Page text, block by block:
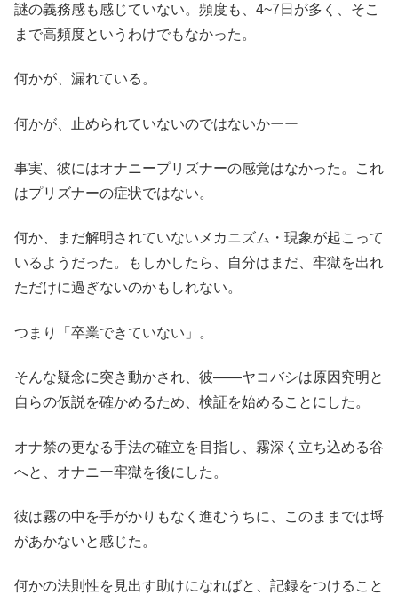
謎の義務感も感じていない。頻度も、4~7日が多く、そこ
まで高頻度というわけでもなかった。
何かが、漏れている。
何かが、止められていないのではないかーー
事実、彼にはオナニープリズナーの感覚はなかった。これ
はプリズナーの症状ではない。
何か、まだ解明されていないメカニズム・現象が起こって
いるようだった。もしかしたら、自分はまだ、牢獄を出れ
ただけに過ぎないのかもしれない。
つまり「卒業できていない」。
そんな疑念に突き動かされ、彼――ヤコバシは原因究明と
自らの仮説を確かめるため、検証を始めることにした。
オナ禁の更なる手法の確立を目指し、霧深く立ち込める谷
へと、オナニー牢獄を後にした。
彼は霧の中を手がかりもなく進むうちに、このままでは埒
があかないと感じた。
何かの法則性を見出す助けになればと、記録をつけること